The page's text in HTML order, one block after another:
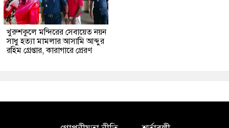
খুরুশকুলে মন্দিরের সেবায়েত নয়ন
সাধু হত্যা মামলার আসামি আব্দুর
রহিম গ্রেপ্তার, কারাগারে প্রেরণ